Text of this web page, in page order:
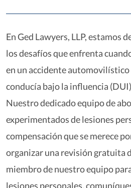
En Ged Lawyers, LLP, estamos
los desafíos que enfrenta
en un accidente automovilístico
conducía bajo la influencia
Nuestro dedicado equipo de
experimentados de lesiones
compensación que se merece
organizar una revisión gratuita
miembro de nuestro equipo
lesiones personales,